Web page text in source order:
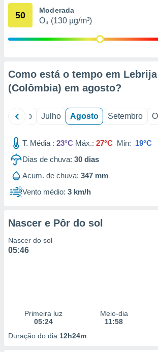
estudos
1199
50 Moderada
O₃ (130 µg/m³)
Como está o tempo em Lebrija
(Colômbia) em agosto?
Junho Julho Agosto Setembro
T. Média : 23°C Máx.: 27°C Min: 19°C
Dias de chuva: 30 dias
Acum. de chuva: 347 mm
Vento médio: 3 km/h
Nascer e Pôr do sol
Nascer do sol
05:46
Primeira luz
05:24
Meio-dia
11:58
Duração do dia 12h24m